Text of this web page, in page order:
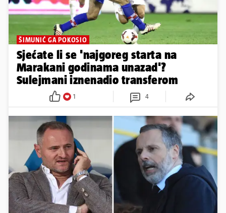
probleme ili mjesto prepustite
nekome tko to zna i želi...
27
ŠIMUNIĆ GA POKOSIO
Sjećate li se 'najgoreg starta na
Marakani godinama unazad'?
Sulejmani iznenadio transferom